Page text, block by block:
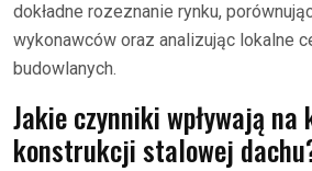
dokładne rozeznanie rynku,
wykonawców oraz analizując lokalne
budowlanych.
Jakie czynniki wpływają na
konstrukcji stalowej